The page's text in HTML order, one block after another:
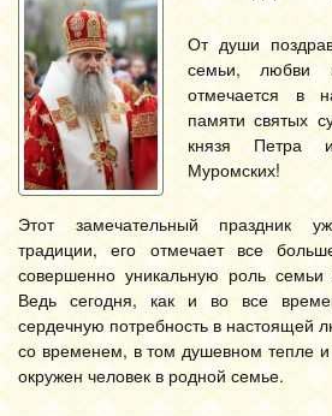
От души
семьи, любви
отмечается в
памяти святых
князя Петра
Муромских!
Этот замечательный праздник
традиции, его отмечает все
совершенно уникальную роль семьи
Ведь сегодня, как и во все
сердечную потребность в настоящей
со временем, в том душевном тепле и
окружен человек в родной семье.